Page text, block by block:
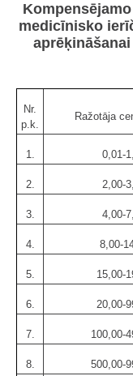
medicīnisko
Nr.
p.k.
Ražotāja
1. 0,01-
2. 2,00-
3. 4,00-
4. 8,00-
5. 15,00-
6. 20,00-
7. 100,00-
8. 500,00-